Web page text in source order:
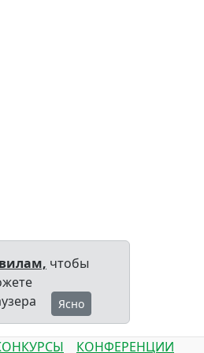
чтобы
Ясно
КОНФЕРЕНЦИИ